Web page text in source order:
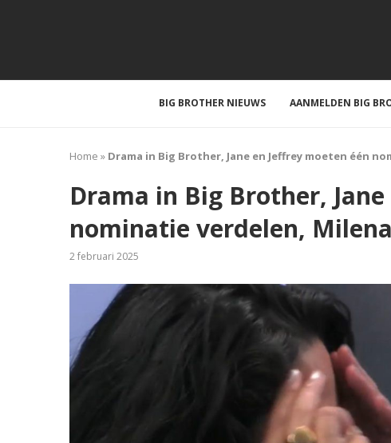
BIG BROTHER NIEUWS AANMELDEN BIG
Home » Drama in Big Brother, Jane en Jeffrey moeten één
Drama in Big Brother,
nominatie verdelen,
2 februari 2025